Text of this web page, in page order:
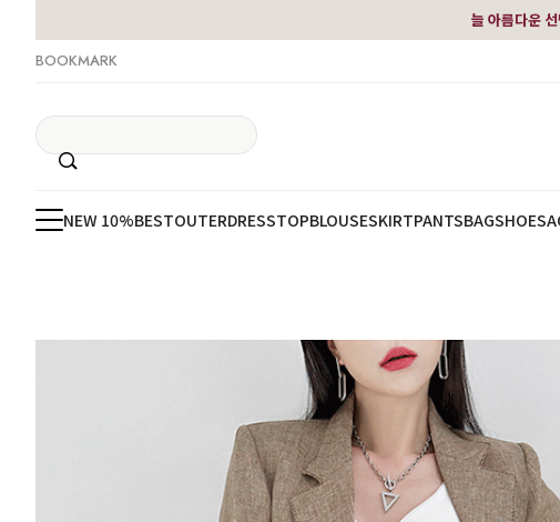
늘 아름다운
BOOKMARK
NEW 10%BESTOUTERDRESSTOPBLOUSESKIRTPANTSBAGSHOES